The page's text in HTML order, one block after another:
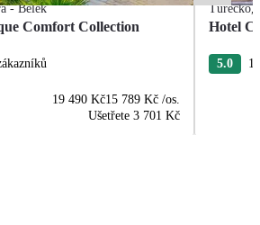
- Belek
Comfort Collection
19 490 Kč15 789 Kč /os.
Ušetřete 3 701 Kč
Turecko,
Hotel
5.0